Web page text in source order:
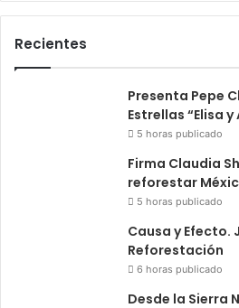
Recientes
Presenta Pepe
Estrellas “Elisa y
5 horas publicado
Firma Claudia
reforestar
5 horas publicado
Causa y Efecto.
Reforestación
6 horas publicado
Desde la Sierra